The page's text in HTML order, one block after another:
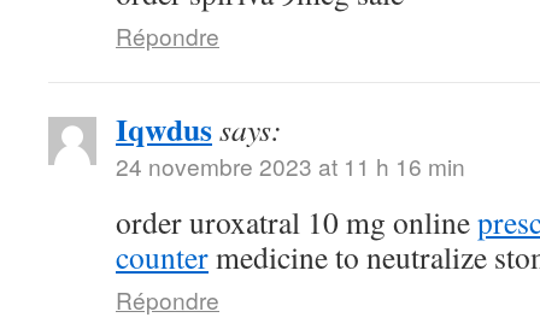
Répondre
Iqwdussays:
24 novembre 2023 at 11 h 16 min
order uroxatral 10 mg online
countermedicine to neutralize
Répondre